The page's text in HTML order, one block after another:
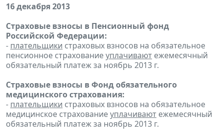
16 декабря 2013
Страховые взносы в Пенсионный фонд
Российской Федерации:
- плательщики страховых взносов на обязательное
пенсионное страхованиеуплачивают ежемесячный
обязательный платеж за ноябрь 2013 г.
Страховые взносы в Фонд обязательного
медицинского страхования:
- плательщики страховых взносов на обязательное
медицинское страхованиеуплачивают ежемесячный
обязательный платеж за ноябрь 2013 г.